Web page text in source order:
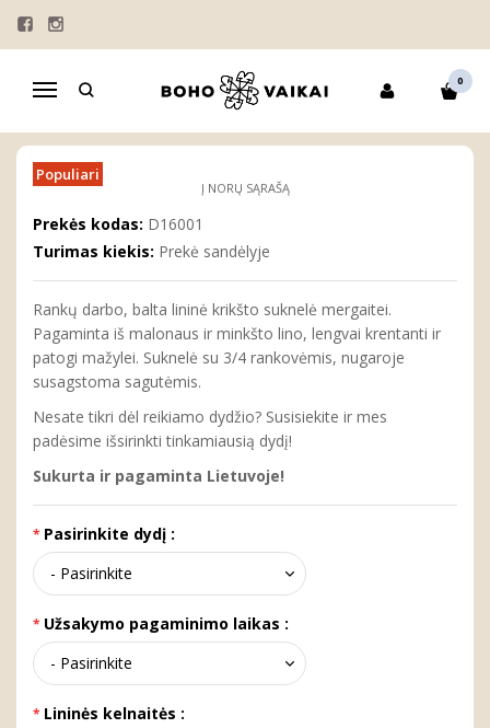
Navigacija
0
Pagrindinis
Lininė krikšto suknelė "Luknė"
LININĖ KRIKŠTO SUKNELĖ "LUKNĖ"
Populiari
Į NORŲ SĄRAŠĄ
Prekės kodas: D16001
Turimas kiekis: Prekė sandėlyje
Rankų darbo, balta lininė krikšto suknelė mergaitei.
Pagaminta iš malonaus ir minkšto lino, lengvai krentanti ir
patogi mažylei. Suknelė su 3/4 rankovėmis, nugaroje
susagstoma sagutėmis.
Nesate tikri dėl reikiamo dydžio? Susisiekite ir mes
padėsime išsirinkti tinkamiausią dydį!
Sukurta ir pagaminta Lietuvoje!
Pasirinkite dydį :
Užsakymo pagaminimo laikas :
Lininės kelnaitės :